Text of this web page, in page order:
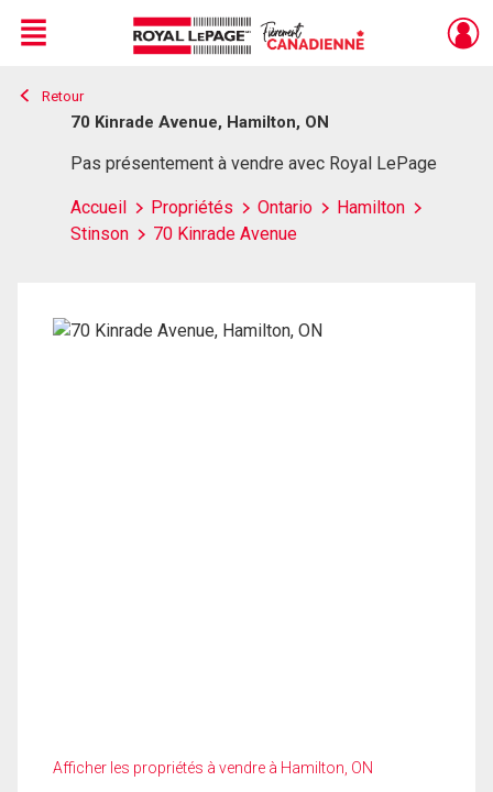
Live
En Direct
Menu
Retour
70 Kinrade Avenue, Hamilton, ON
Pas présentement à vendre avec Royal LePage
Accueil Propriétés Ontario
Hamilton
Stinson
70 Kinrade Avenue
Afficher les propriétés à vendre à Hamilton, ON